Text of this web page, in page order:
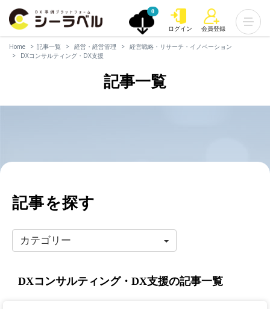
0
ログイン 会員登録
Home 記事一覧 経営・経営管理
経営戦略・リサーチ・イノベーション
DXコンサルティング・DX支援
記事一覧
記事を探す
カテゴリー
DXコンサルティング・DX支援の記事一覧